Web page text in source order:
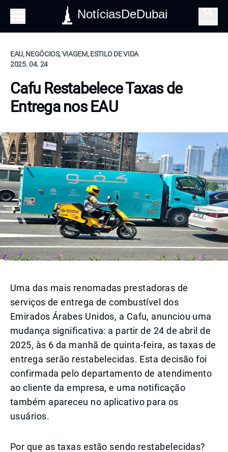
NotíciasDeDubai
EAU, NEGÓCIOS, VIAGEM, ESTILO DE VIDA
2025. 04. 24
Cafu Restabelece Taxas de
Entrega nos EAU
Uma das mais renomadas prestadoras de
serviços de entrega de combustível dos
Emirados Árabes Unidos, a Cafu, anunciou uma
mudança significativa: a partir de 24 de abril de
2025, às 6 da manhã de quinta-feira, as taxas de
entrega serão restabelecidas. Esta decisão foi
confirmada pelo departamento de atendimento
ao cliente da empresa, e uma notificação
também apareceu no aplicativo para os
usuários.
Por que as taxas estão sendo restabelecidas?